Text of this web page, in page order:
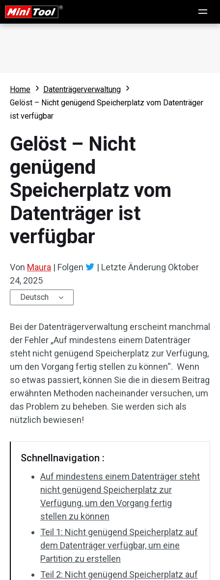
Home
Datenträgerverwaltung
Gelöst – Nicht genügend Speicherplatz vom Datenträger
ist verfügbar
Gelöst – Nicht
genügend
Speicherplatz vom
Datenträger ist
verfügbar
Von Maura | Folgen | Letzte Änderung Oktober
24, 2025
Deutsch
Bei der Datenträgerverwaltung erscheint manchmal
der Fehler „Auf mindestens einem Datenträger
steht nicht genügend Speicherplatz zur Verfügung,
um den Vorgang fertig stellen zu können“. Wenn
so etwas passiert, können Sie die in diesem Beitrag
erwähnten Methoden nacheinander versuchen, um
das Problem zu beheben. Sie werden sich als
nützlich bewiesen!
Schnellnavigation :
Auf mindestens einem Datenträger steht
nicht genügend Speicherplatz zur
Verfügung, um den Vorgang fertig
stellen zu können
Teil 1: Nicht genügend Speicherplatz auf
dem Datenträger verfügbar, um eine
Partition zu erstellen
Teil 2: Nicht genügend Speicherplatz auf